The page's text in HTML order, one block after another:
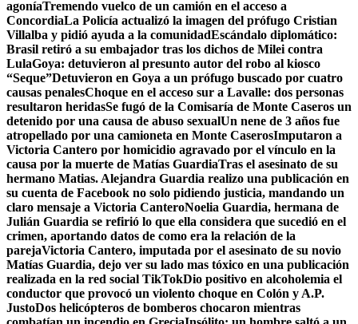
agoníaTremendo vuelco de un camión en el acceso a
ConcordiaLa Policía actualizó la imagen del prófugo Cristian
Villalba y pidió ayuda a la comunidadEscándalo diplomático:
Brasil retiró a su embajador tras los dichos de Milei contra
LulaGoya: detuvieron al presunto autor del robo al kiosco
“Seque”Detuvieron en Goya a un prófugo buscado por cuatro
causas penalesChoque en el acceso sur a Lavalle: dos personas
resultaron heridasSe fugó de la Comisaría de Monte Caseros un
detenido por una causa de abuso sexualUn nene de 3 años fue
atropellado por una camioneta en Monte CaserosImputaron a
Victoria Cantero por homicidio agravado por el vínculo en la
causa por la muerte de Matías GuardiaTras el asesinato de su
hermano Matias. Alejandra Guardia realizo una publicación en
su cuenta de Facebook no solo pidiendo justicia, mandando un
claro mensaje a Victoria CanteroNoelia Guardia, hermana de
Julián Guardia se refirió lo que ella considera que sucedió en el
crimen, aportando datos de como era la relación de la
parejaVictoria Cantero, imputada por el asesinato de su novio
Matías Guardia, dejo ver su lado mas tóxico en una publicación
realizada en la red social TikTokDio positivo en alcoholemia el
conductor que provocó un violento choque en Colón y A.P.
JustoDos helicópteros de bomberos chocaron mientras